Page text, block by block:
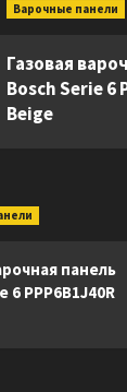
Варочные панели
Газовая
Bosch Serie 6
Beige
панель
6 PPP6B1J40R